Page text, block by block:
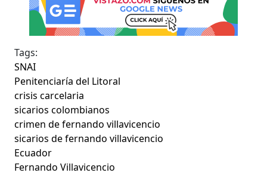
Tags:
SNAI
Penitenciaría del Litoral
crisis carcelaria
sicarios colombianos
crimen de fernando villavicencio
sicarios de fernando villavicencio
Ecuador
Fernando Villavicencio